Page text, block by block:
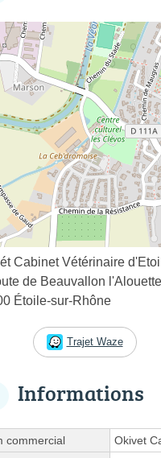
Cabinet Vétérinaire
de Beauvallon l'Alouette
Étoile-sur-Rhône
Trajet Waze
Informations
commercial
Okivet